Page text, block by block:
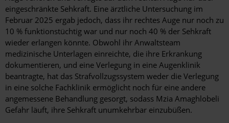
eingeschränkte Sehkraft. Eine ärztliche Untersuchung im
Februar 2025 ergab jedoch, dass ihr rechtes Auge nur noch zu
10 % funktionstüchtig war und nur noch 40 % der Sehkraft
wieder erlangen könnte. Obwohl ihr Anwaltsteam
medizinische Unterlagen einreichte, die ihre Erkrankung
dokumentieren, und eine Verlegung in eine Augenklinik
beantragte, hat das Strafvollzugssystem weder die Verlegung
in eine solche Fachklinik ermöglicht noch für eine andere
angemessene Behandlung gesorgt, sodass Mzia Amaghlobeli
Gefahr läuft, ihre Sehkraft unumkehrbar einzubüßen.